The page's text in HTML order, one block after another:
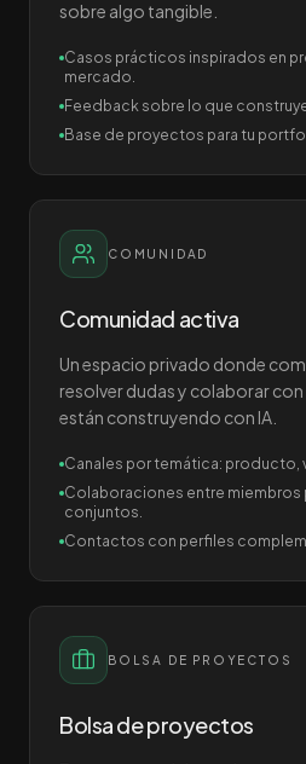
sobre algo tangible.
Casos prácticos inspirados en
mercado.
Feedback sobre lo que
Base de proyectos para tu
COMUNIDAD
Comunidad activa
Un espacio privado donde
resolver dudas y colaborar
están construyendo con IA.
Canales por temática: producto,
Colaboraciones entre miembros
conjuntos.
Contactos con perfiles
BOLSA DE PROYECTOS
Bolsa de proyectos